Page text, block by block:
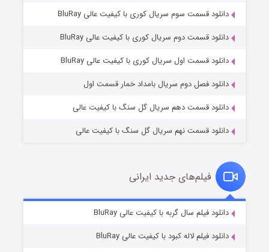
عملیات آپارتمان
قسمت۲ (زیرنویس) منتشر شد
قسمت۲ (زیرنویس) منتشر شد
دانلود قسمت سوم سریال کوری با کیفیت عالی BluRay
دانلود قسمت دوم سریال کوری با کیفیت عالی BluRay
دانلود قسمت اول سریال کوری با کیفیت عالی BluRay
دانلود فصل دوم سریال بامداد خمار قسمت اول
دانلود قسمت دهم سریال گل سنگ با کیفیت عالی
دانلود قسمت نهم سریال گل سنگ با کیفیت عالی
فیلم‌های جدید ایرانی
دانلود فیلم سال گربه با کیفیت عالی BluRay
دانلود فیلم لاله کبود با کیفیت عالی BluRay